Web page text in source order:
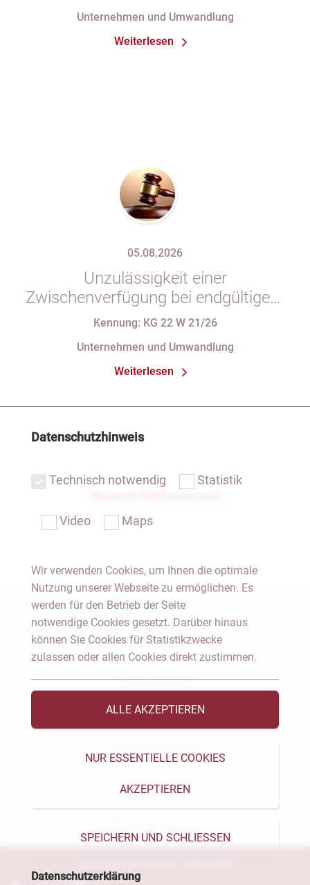
Eintragung im Handelsregister
Unternehmen und Umwandlung
Weiterlesen
05.08.2026
Unzulässigkeit einer
Zwischenverfügung bei endgültigem
Eintragungshindernis und
einer eGbR im Gesellschaftsregister
Kennung: KG 22 W 21/26
Unternehmen und Umwandlung
Weiterlesen
Notar Dresden
Fachgebiete
Das Notariat
Vorträge & Veröffentlichungen
Videos & Podcast
Aktuelles
Datenschutzhinweis
Technisch notwendig Statistik
Video Maps
Wir verwenden Cookies, um Ihnen die optimale
Nutzung unserer Webseite zu ermöglichen. Es
werden für den Betrieb der Seite
notwendige Cookies gesetzt. Darüber hinaus
können Sie Cookies für Statistikzwecke
zulassen oder allen Cookies direkt zustimmen.
ALLE AKZEPTIEREN
NUR ESSENTIELLE COOKIES
AKZEPTIEREN
SPEICHERN UND SCHLIESSEN
Datenschutzerklärung